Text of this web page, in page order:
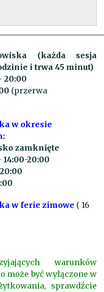
(każda sesja
i trwa 45 minut)
20:00
(przerwa
w okresie
zamknięte
20:00
w ferie zimowe ( 16
warunków
być wyłączone w
sprawdźcie